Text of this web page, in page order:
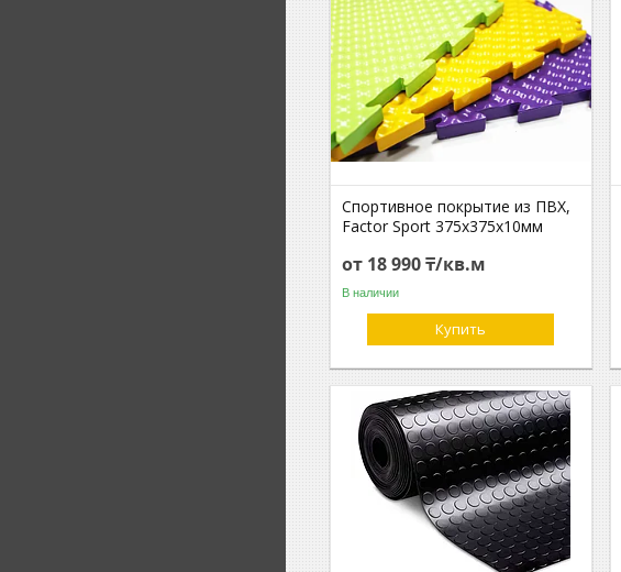
Спортивное покрытие из ПВХ,
Factor Sport 375х375х10мм
от 18 990 ₸/кв.м
В наличии
Купить